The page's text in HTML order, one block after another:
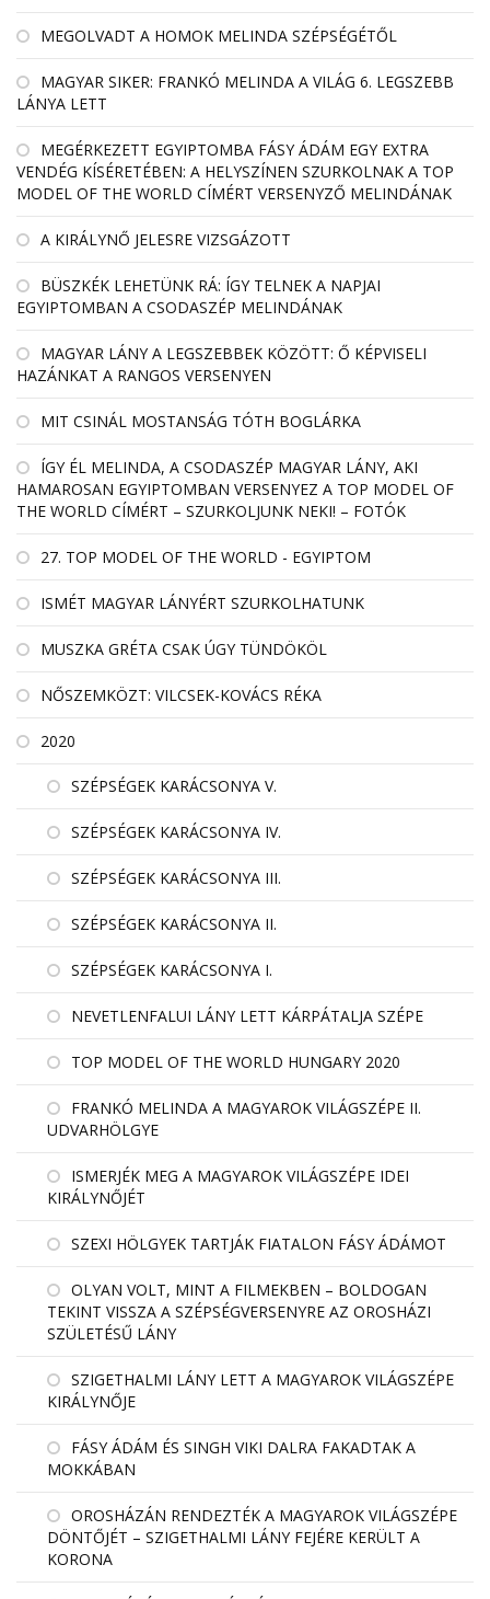
MEGOLVADT A HOMOK MELINDA SZÉPSÉGÉTŐL
MAGYAR SIKER: FRANKÓ MELINDA A VILÁG 6. LEGSZEBB
LÁNYA LETT
MEGÉRKEZETT EGYIPTOMBA FÁSY ÁDÁM EGY EXTRA
VENDÉG KÍSÉRETÉBEN: A HELYSZÍNEN SZURKOLNAK A TOP
MODEL OF THE WORLD CÍMÉRT VERSENYZŐ MELINDÁNAK
A KIRÁLYNŐ JELESRE VIZSGÁZOTT
BÜSZKÉK LEHETÜNK RÁ: ÍGY TELNEK A NAPJAI
EGYIPTOMBAN A CSODASZÉP MELINDÁNAK
MAGYAR LÁNY A LEGSZEBBEK KÖZÖTT: Ő KÉPVISELI
HAZÁNKAT A RANGOS VERSENYEN
MIT CSINÁL MOSTANSÁG TÓTH BOGLÁRKA
ÍGY ÉL MELINDA, A CSODASZÉP MAGYAR LÁNY, AKI
HAMAROSAN EGYIPTOMBAN VERSENYEZ A TOP MODEL OF
THE WORLD CÍMÉRT – SZURKOLJUNK NEKI! – FOTÓK
27. TOP MODEL OF THE WORLD - EGYIPTOM
ISMÉT MAGYAR LÁNYÉRT SZURKOLHATUNK
MUSZKA GRÉTA CSAK ÚGY TÜNDÖKÖL
NŐSZEMKÖZT: VILCSEK-KOVÁCS RÉKA
2020
SZÉPSÉGEK KARÁCSONYA V.
SZÉPSÉGEK KARÁCSONYA IV.
SZÉPSÉGEK KARÁCSONYA III.
SZÉPSÉGEK KARÁCSONYA II.
SZÉPSÉGEK KARÁCSONYA I.
NEVETLENFALUI LÁNY LETT KÁRPÁTALJA SZÉPE
TOP MODEL OF THE WORLD HUNGARY 2020
FRANKÓ MELINDA A MAGYAROK VILÁGSZÉPE II.
UDVARHÖLGYE
ISMERJÉK MEG A MAGYAROK VILÁGSZÉPE IDEI
KIRÁLYNŐJÉT
SZEXI HÖLGYEK TARTJÁK FIATALON FÁSY ÁDÁMOT
OLYAN VOLT, MINT A FILMEKBEN – BOLDOGAN
TEKINT VISSZA A SZÉPSÉGVERSENYRE AZ OROSHÁZI
SZÜLETÉSŰ LÁNY
SZIGETHALMI LÁNY LETT A MAGYAROK VILÁGSZÉPE
KIRÁLYNŐJE
FÁSY ÁDÁM ÉS SINGH VIKI DALRA FAKADTAK A
MOKKÁBAN
OROSHÁZÁN RENDEZTÉK A MAGYAROK VILÁGSZÉPE
DÖNTŐJÉT – SZIGETHALMI LÁNY FEJÉRE KERÜLT A
KORONA